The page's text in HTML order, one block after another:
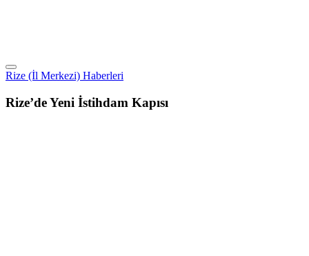
Rize (İl Merkezi) Haberleri
Rize’de Yeni İstihdam Kapısı